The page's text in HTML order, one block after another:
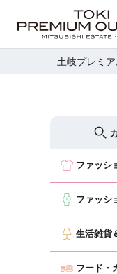
土岐プレミ
ファッシ
ファッシ
生活雑貨
フード・